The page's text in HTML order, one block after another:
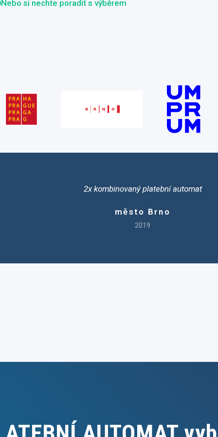
Nebo si nechte poradit s výběrem
2x kombinovaný platební automat
město Brno
2019